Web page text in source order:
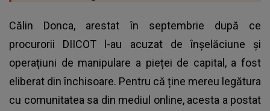
Călin Donca, arestat în septembrie după ce
procurorii DIICOT l-au acuzat de înșelăciune și
operațiuni de manipulare a pieței de capital, a fost
eliberat din închisoare. Pentru că ține mereu legătura
cu comunitatea sa din mediul online, acesta a postat